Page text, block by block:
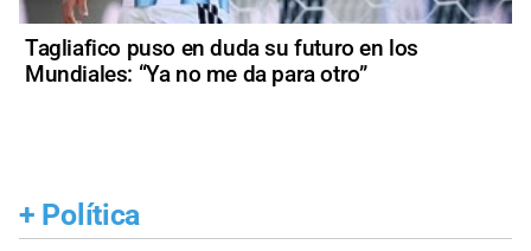
Tagliafico puso en duda su futuro en los
Mundiales: “Ya no me da para otro”
+ Política